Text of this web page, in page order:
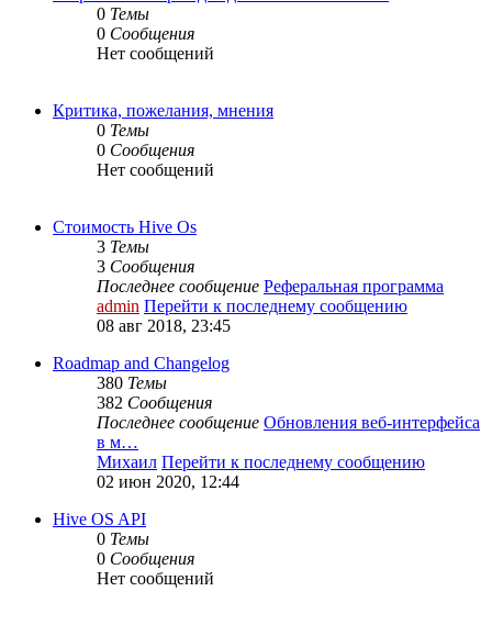
0 Темы
0 Сообщения
Нет сообщений
Критика, пожелания, мнения
0 Темы
0 Сообщения
Нет сообщений
Стоимость Hive Os
3 Темы
3 Сообщения
Последнее сообщение Реферальная программа
admin Перейти к последнему сообщению
08 авг 2018, 23:45
Roadmap and Changelog
380 Темы
382 Сообщения
Последнее сообщение Обновления веб-интерфейса
в м…
Михаил Перейти к последнему сообщению
02 июн 2020, 12:44
Hive OS API
0 Темы
0 Сообщения
Нет сообщений